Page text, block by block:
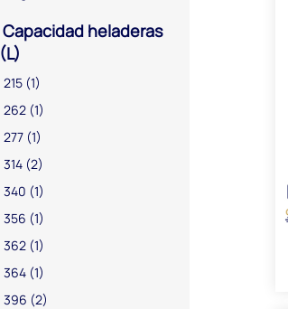
Capacidad heladeras
(L)
215 (1)
262 (1)
277 (1)
314 (2)
340 (1)
356 (1)
362 (1)
364 (1)
396 (2)